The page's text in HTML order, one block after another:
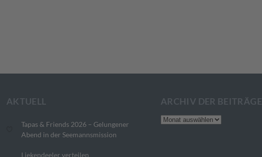
AKTUELL
Tapas & Friends 2026 – Gelungener
Abend in der Seemannsmission
Liekendeeler verteilen
ARCHIV DER BEITRÄGE
Archiv